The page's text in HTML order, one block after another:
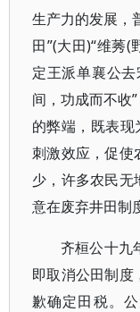
生产力的发展，
田”(大田)“维莠
定王派单襄公
间，功成而不收
的弊端，既表现
刺激效应，促使
少，许多农民无
意在废弃井田制
齐桓公十九
即取消公田制度
歉确定田税。